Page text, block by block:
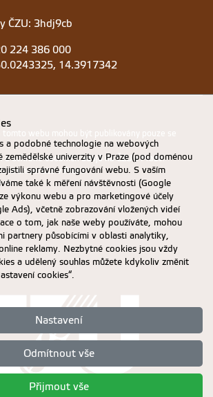
ČZU: 3hdj9cb
224 386 000
14.3917342
a ochraně osobních údajů na ČZU v Praze.
univerzita v Praze
a podobné technologie na webových
zemědělské univerzity v Praze (pod doménou
správné fungování webu. S vaším
také k měření návštěvnosti (Google
výkonu webu a pro marketingové účely
Ads), včetně zobrazování vložených videí
o tom, jak naše weby používáte, mohou
partnery působícími v oblasti analytiky,
reklamy. Nezbytné cookies jsou vždy
a udělený souhlas můžete kdykoliv změnit
cookies“.
Nastavení
Odmítnout vše
Přijmout vše